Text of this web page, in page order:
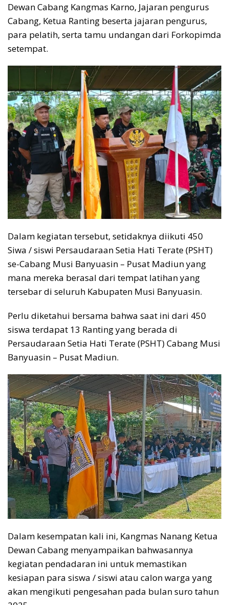
Dewan Cabang Kangmas Karno, Jajaran pengurus
Cabang, Ketua Ranting beserta jajaran pengurus,
para pelatih, serta tamu undangan dari Forkopimda
setempat.
Dalam kegiatan tersebut, setidaknya diikuti 450
Siwa / siswi Persaudaraan Setia Hati Terate (PSHT)
se-Cabang Musi Banyuasin – Pusat Madiun yang
mana mereka berasal dari tempat latihan yang
tersebar di seluruh Kabupaten Musi Banyuasin.
Perlu diketahui bersama bahwa saat ini dari 450
siswa terdapat 13 Ranting yang berada di
Persaudaraan Setia Hati Terate (PSHT) Cabang Musi
Banyuasin – Pusat Madiun.
Dalam kesempatan kali ini, Kangmas Nanang Ketua
Dewan Cabang menyampaikan bahwasannya
kegiatan pendadaran ini untuk memastikan
kesiapan para siswa / siswi atau calon warga yang
akan mengikuti pengesahan pada bulan suro tahun